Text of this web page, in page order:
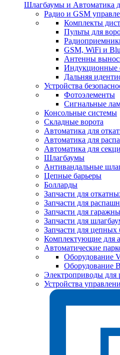
Шлагбаумы и Автоматика
Радио и GSM
Комплекты
Пульты для
GSM, WiFi и
Антенны
Индукционные
Дальняя
Устройства
Фотоэлементы
Сигнальные
Консольные системы
Складные ворота
Автоматика для
Автоматика для
Автоматика для
Шлагбаумы
Антивандальные
Цепные барьеры
Болларды
Запчасти для
Запчасти для
Запчасти для
Запчасти для
Запчасти для цепных
Комплектующие для
Автоматические
Оборудование
Оборудование
Электроприводы для
Устройства